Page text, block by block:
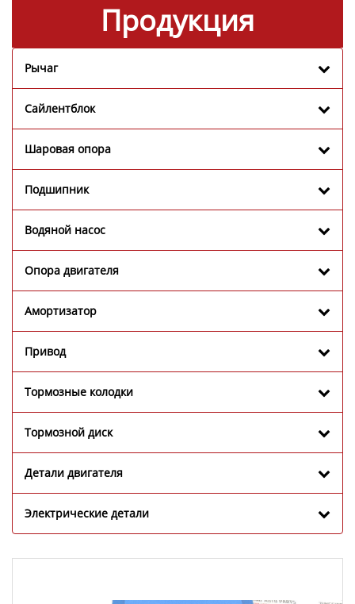
Продукция
Рычаг
Сайлентблок
Шаровая опора
Подшипник
Водяной насос
Опора двигателя
Амортизатор
Привод
Тормозные колодки
Тормозной диск
Детали двигателя
Электрические детали